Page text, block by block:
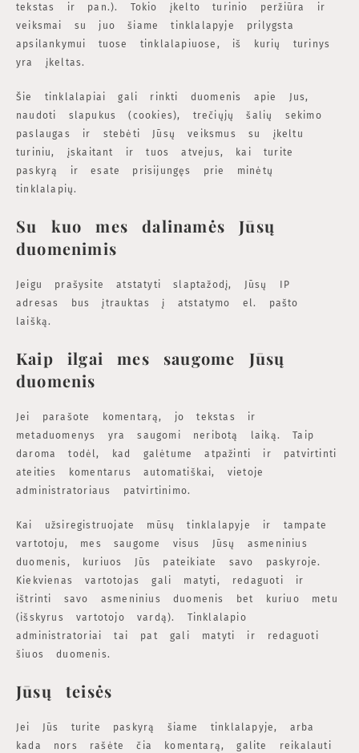
tekstas ir pan.). Tokio įkelto turinio peržiūra ir
veiksmai su juo šiame tinklalapyje prilygsta
apsilankymui tuose tinklalapiuose, iš kurių turinys
yra įkeltas.
Šie tinklalapiai gali rinkti duomenis apie Jus,
naudoti slapukus (cookies), trečiųjų šalių sekimo
paslaugas ir stebėti Jūsų veiksmus su įkeltu
turiniu, įskaitant ir tuos atvejus, kai turite
paskyrą ir esate prisijungęs prie minėtų
tinklalapių.
Su kuo mes dalinamės Jūsų
duomenimis
Jeigu prašysite atstatyti slaptažodį, Jūsų IP
adresas bus įtrauktas į atstatymo el. pašto
laišką.
Kaip ilgai mes saugome Jūsų
duomenis
Jei parašote komentarą, jo tekstas ir
metaduomenys yra saugomi neribotą laiką. Taip
daroma todėl, kad galėtume atpažinti ir patvirtinti
ateities komentarus automatiškai, vietoje
administratoriaus patvirtinimo.
Kai užsiregistruojate mūsų tinklalapyje ir tampate
vartotoju, mes saugome visus Jūsų asmeninius
duomenis, kuriuos Jūs pateikiate savo paskyroje.
Kiekvienas vartotojas gali matyti, redaguoti ir
ištrinti savo asmeninius duomenis bet kuriuo metu
(išskyrus vartotojo vardą). Tinklalapio
administratoriai tai pat gali matyti ir redaguoti
šiuos duomenis.
Jūsų teisės
Jei Jūs turite paskyrą šiame tinklalapyje, arba
kada nors rašėte čia komentarą, galite reikalauti